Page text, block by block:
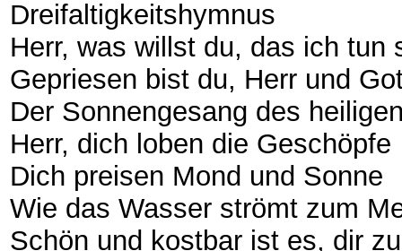
Dreifaltigkeitshymnus
Herr, was willst du, das ich tun
Gepriesen bist du, Herr und
Der Sonnengesang des
Herr, dich loben die Geschöpfe
Dich preisen Mond und Sonne
Wie das Wasser strömt zum
Schön und kostbar ist es, dir